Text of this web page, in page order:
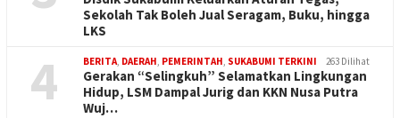
Sekolah Tak Boleh Jual Seragam, Buku, hingga
LKS
4 BERITA, DAERAH, PEMERINTAH, SUKABUMI TERKINI 263 Dilihat
Gerakan “Selingkuh” Selamatkan Lingkungan
Hidup, LSM Dampal Jurig dan KKN Nusa Putra
Wuj…